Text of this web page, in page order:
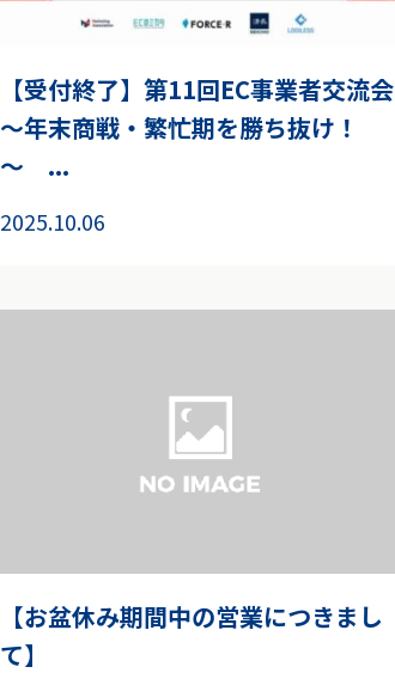
【受付終了】第11回EC事業者交流会
～年末商戦・繁忙期を勝ち抜け！
～ ...
2025.10.06
【お盆休み期間中の営業につきまし
て】